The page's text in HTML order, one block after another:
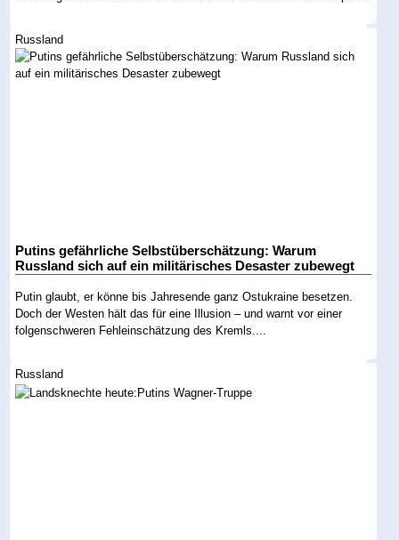
Russland
Putins gefährliche Selbstüberschätzung: Warum
Russland sich auf ein militärisches Desaster zubewegt
Putin glaubt, er könne bis Jahresende ganz Ostukraine besetzen.
Doch der Westen hält das für eine Illusion – und warnt vor einer
folgenschweren Fehleinschätzung des Kremls....
Russland